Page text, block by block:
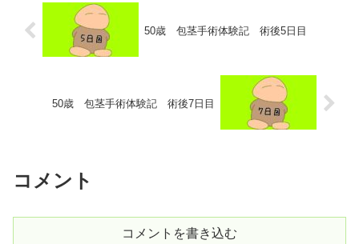
50歳 包茎手術体験記 術後5日目
50歳 包茎手術体験記 術後7日目
コメント
コメントを書き込む